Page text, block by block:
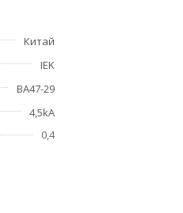
Китай
IEK
ВА47-29
4,5kA
0,4